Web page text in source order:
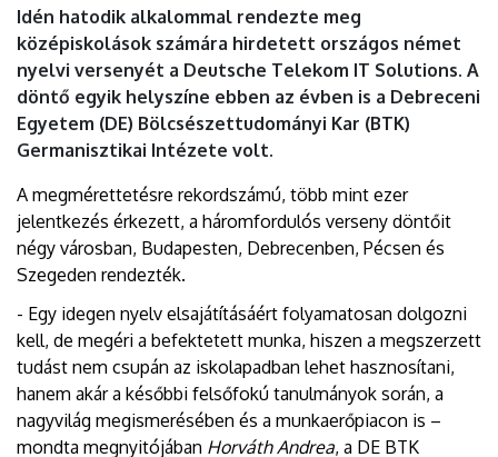
Idén hatodik alkalommal rendezte meg
középiskolások számára hirdetett országos német
nyelvi versenyét a Deutsche Telekom IT Solutions. A
döntő egyik helyszíne ebben az évben is a Debreceni
Egyetem (DE) Bölcsészettudományi Kar (BTK)
Germanisztikai Intézete volt.
A megmérettetésre rekordszámú, több mint ezer
jelentkezés érkezett, a háromfordulós verseny döntőit
négy városban, Budapesten, Debrecenben, Pécsen és
Szegeden rendezték.
- Egy idegen nyelv elsajátításáért folyamatosan dolgozni
kell, de megéri a befektetett munka, hiszen a megszerzett
tudást nem csupán az iskolapadban lehet hasznosítani,
hanem akár a későbbi felsőfokú tanulmányok során, a
nagyvilág megismerésében és a munkaerőpiacon is –
mondta megnyitójában Horváth Andrea, a DE BTK